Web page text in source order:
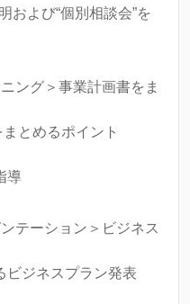
“個別相談会”を
＞事業計画書をま
るポイント
ション＞ビジネス
スプラン発表